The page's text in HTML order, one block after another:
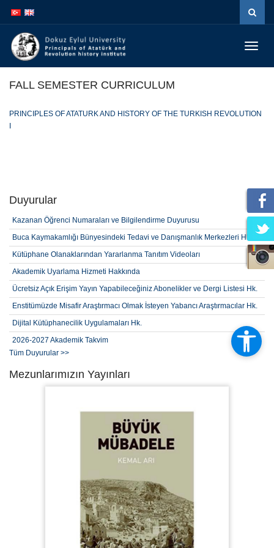
atla
atla
FALL SEMESTER CURRICULUM
PRINCIPLES OF ATATURK AND HISTORY OF THE TURKISH REVOLUTION
Duyurular
Kazanan Öğrenci Numaraları ve Bilgilendirme Duyurusu
Buca Kaymakamlığı Bünyesindeki Tedavi ve Danışmanlık Merkezleri Hk.
Kütüphane Olanaklarından Yararlanma Tanıtım Videoları
Akademik Uyarlama Hizmeti Hakkında
Ücretsiz Açık Erişim Yayın Yapabileceğiniz Abonelikler ve Dergi Listesi Hk.
Enstitümüzde Misafir Araştırmacı Olmak İsteyen Yabancı Araştırmacılar Hk.
Dijital Kütüphanecilik Uygulamaları Hk.
2026-2027 Akademik Takvim
2026-2027 Öğretim Yılı Güz Yarıyılı (2. Alım) Lisansüstü Yabancı Kontenjan,
2026-2027 Öğretim Yılı Güz Yarıyılı (2. Alım) Lisansüstü Kontenjan,
Tüm Duyurular >>
Mezunlarımızın Yayınları